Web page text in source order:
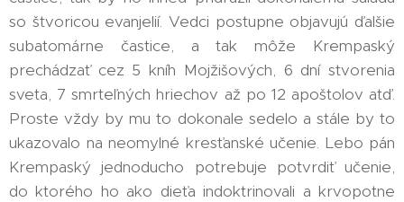
so štvoricou evanjelií. Vedci postupne objavujú ďalšie
subatomárne častice, a tak môže Krempaský
prechádzať cez 5 kníh Mojžišových, 6 dní stvorenia
sveta, 7 smrteľných hriechov až po 12 apoštolov atď.
Proste vždy by mu to dokonale sedelo a stále by to
ukazovalo na neomylné kresťanské učenie. Lebo pán
Krempaský jednoducho potrebuje potvrdiť učenie,
do ktorého ho ako dieťa indoktrinovali a krvopotne